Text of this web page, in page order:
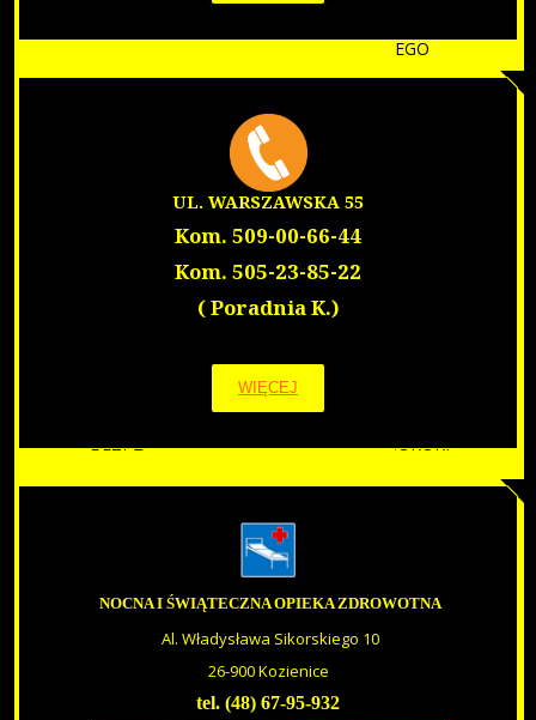
PORADNIA LEKARZA RODZINNEGO
GABINET ZABIEGOWY
PORADNIE SPECJALISTYCZNE
PUNKT POBRAŃ
PRACOWNIA RTG
REHABILITACJA
WARSZAWSKA 55
PORADNIA LEKARZA RODZINNEGO
GABINET ZABIEGOWY
PORADNIE SPECJALISTYCZNE
DLA PACJENTA
PRAWA PACJENTA
BEZPŁATNE BADANIE W KIERUNKU BORELIOZY
BEZPŁATNE SZCZEPIENIA NA MENINGOKOKI
CENNIK BADAŃ
E-RECEPTA
PROFILAKTYKA
KARTA DILO
JAK ZOSTAĆ NASZYM PACJENTEM
UBEZPIECZENIE ZDROWOTNE
DO POBRANIA
MEDYCYNA PRACY
UL. WARSZAWSKA 55
Kom. 509-00-66-44
Kom. 505-23-85-22
( Poradnia K.)
WIĘCEJ
NOCNA I ŚWIĄTECZNA OPIEKA ZDROWOTNA
Al. Władysława Sikorskiego 10
26-900 Kozienice
tel. (48) 67-95-932